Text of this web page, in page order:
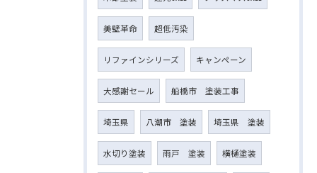
美壁革命 超低汚染
リファインシリーズ キャンペーン
大感謝セール 船橋市 塗装工事
埼玉県 八潮市 塗装 埼玉県 塗装
水切り塗装 雨戸 塗装 横樋塗装